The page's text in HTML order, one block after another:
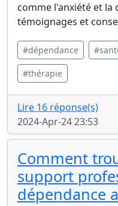
comme l'anxiété et la
témoignages et
#dépendance
#thérapie
Lire 16 réponse(s)
2024-Apr-24 23:53
Comment
support
dépendance